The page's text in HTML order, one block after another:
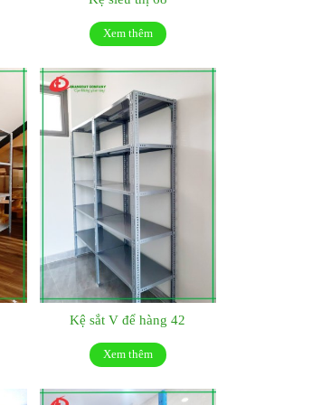
Xem thêm
Kệ sắt V để hàng 42
Xem thêm